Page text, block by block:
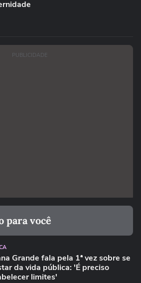
PUBLICIDADE
para você
Grande fala pela 1ª vez sobre se
da vida pública: 'É preciso
limites'